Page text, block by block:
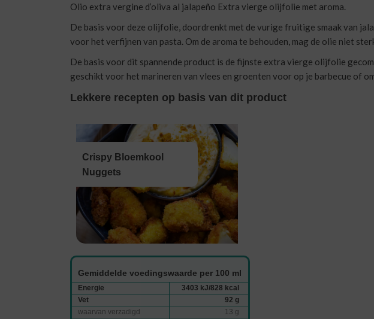
Olio extra vergine d’oliva al jalapeño Extra vierge olijfolie met aroma.
De basis voor deze olijfolie, doordrenkt met de vurige fruitige smaak van
voor het verfijnen van pasta. Om de aroma te behouden, mag de olie niet
De basis voor dit spannende product is de fijnste extra vierge olijfolie
geschikt voor het marineren van vlees en groenten voor op je barbecue of
Lekkere recepten op basis van dit product
Crispy Bloemkool
Nuggets
Gemiddelde voedingswaarde per 100 ml
Energie
3403 kJ/828 kcal
Vet
92 g
waarvan verzadigd
13 g